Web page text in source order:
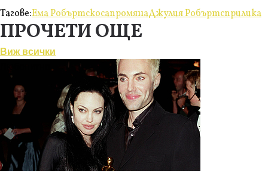
Тагове:Ема РобъртскосапромянаДжулия Робъртсприлика
ПРОЧЕТИ ОЩЕ
Виж всички